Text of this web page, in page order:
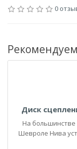
0
Диск
На
Шевроле Нива